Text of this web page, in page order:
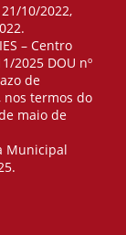
10/2022,
– Centro
2025 DOU nº
de
nos termos do
maio de
Municipal